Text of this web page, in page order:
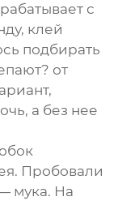
с
клей
подбирать
от
а без нее
Пробовали
мука. На